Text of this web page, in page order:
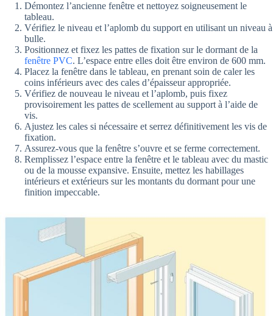
Démontez l’ancienne fenêtre et nettoyez soigneusement le
tableau.
Vérifiez le niveau et l’aplomb du support en utilisant un niveau à
bulle.
Positionnez et fixez les pattes de fixation sur le dormant de la
fenêtre PVC. L’espace entre elles doit être environ de 600 mm.
Placez la fenêtre dans le tableau, en prenant soin de caler les
coins inférieurs avec des cales d’épaisseur appropriée.
Vérifiez de nouveau le niveau et l’aplomb, puis fixez
provisoirement les pattes de scellement au support à l’aide de
vis.
Ajustez les cales si nécessaire et serrez définitivement les vis de
fixation.
Assurez-vous que la fenêtre s’ouvre et se ferme correctement.
Remplissez l’espace entre la fenêtre et le tableau avec du mastic
ou de la mousse expansive. Ensuite, mettez les habillages
intérieurs et extérieurs sur les montants du dormant pour une
finition impeccable.